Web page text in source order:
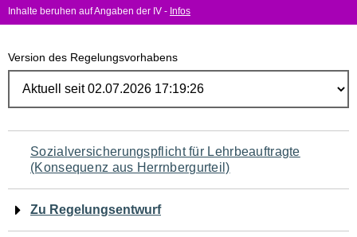
Inhalte beruhen auf Angaben der IV - Infos
Version des Regelungsvorhabens
Navigation
für
den
Sozialversicherungspflicht für Lehrbeauftragte
(Konsequenz aus Herrnbergurteil)
Zu Regelungsentwurf